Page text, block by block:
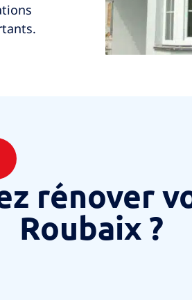
rénover
Roubaix ?